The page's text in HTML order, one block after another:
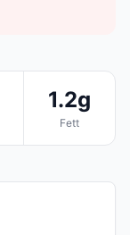
1.2g
Fett